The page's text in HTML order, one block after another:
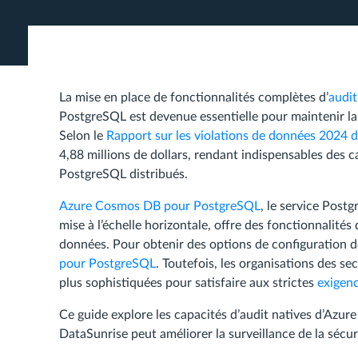
La mise en place de fonctionnalités complètes d’audit
PostgreSQL est devenue essentielle pour maintenir
Selon le Rapport sur les violations de données 2024
4,88 millions de dollars, rendant indispensables des
PostgreSQL distribués.
Azure Cosmos DB pour PostgreSQL, le service
mise à l’échelle horizontale, offre des
données. Pour obtenir des options de configuration
pour PostgreSQL. Toutefois, les organisations des
plus sophistiquées pour satisfaire aux strictes
Ce guide explore les capacités d’audit natives
DataSunrise peut améliorer la surveillance de la